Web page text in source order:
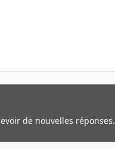
de nouvelles réponses.